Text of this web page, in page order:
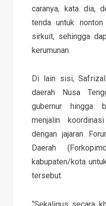
caranya, kata dia,
tenda untuk
sirkuit, sehingga
kerumunan.
Di lain sisi,
daerah Nusa
gubernur hingga
menjalin
dengan jajaran
Daerah
kabupaten/kota
tersebut.